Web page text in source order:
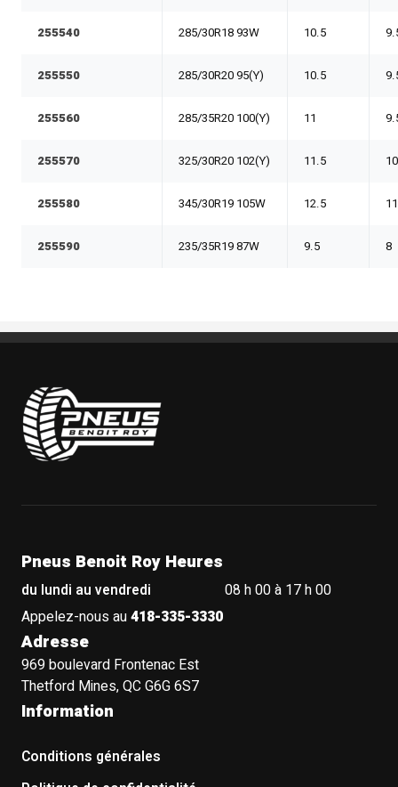
255540 285/30R18 93W 10.5
255550 285/30R20 95(Y) 10.5
255560 285/35R20 100(Y) 11
255570 325/30R20 102(Y) 11.5
255580 345/30R19 105W 12.5
255590 235/35R19 87W 9.5 8
Pneus Benoit Roy
Pneus Benoit Roy Heures
du lundi au vendredi
08 h 00 à 17 h 00
Appelez-nous au418-335-3330
Adresse
969 boulevard Frontenac Est
Thetford Mines, QC G6G 6S7
Information
Conditions générales